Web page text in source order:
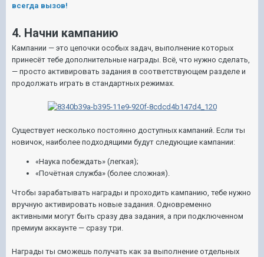
всегда вызов!
4. Начни кампанию
Кампании — это цепочки особых задач, выполнение которых
принесёт тебе дополнительные награды. Всё, что нужно сделать,
— просто активировать задания в соответствующем разделе и
продолжать играть в стандартных режимах.
Существует несколько постоянно доступных кампаний. Если ты
новичок, наиболее подходящими будут следующие кампании:
«Наука побеждать» (легкая);
«Почётная служба» (более сложная).
Чтобы зарабатывать награды и проходить кампанию, тебе нужно
вручную активировать новые задания. Одновременно
активными могут быть сразу два задания, а при подключенном
премиум аккаунте — сразу три.
Награды ты сможешь получать как за выполнение отдельных